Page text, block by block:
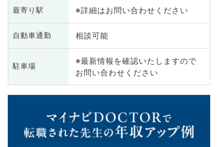
最寄り駅 ※詳細はお問い合わせください
自動車通勤 相談可能
駐車場
※最新情報を確認いたしますので
お問い合わせください